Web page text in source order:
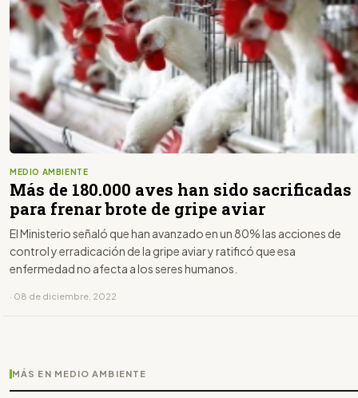
MEDIO AMBIENTE
Más de 180.000 aves han sido sacrificadas
para frenar brote de gripe aviar
El Ministerio señaló que han avanzado en un 80% las acciones de
control y erradicación de la gripe aviar y ratificó que esa
enfermedad no afecta a los seres humanos.
· 08 de diciembre, 2022
MÁS EN MEDIO AMBIENTE